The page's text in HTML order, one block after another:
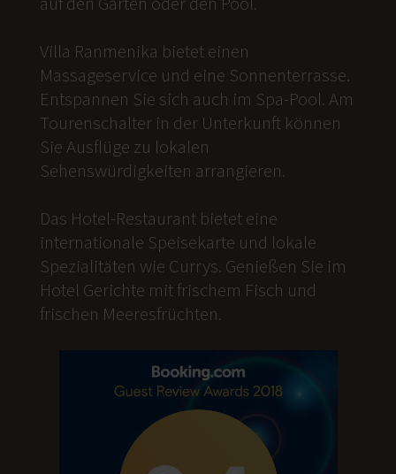
Villa Ranmenika bietet einen
Massageservice und eine Sonnenterrasse.
Entspannen Sie sich auch im Spa-Pool. Am
Tourenschalter in der Unterkunft können
Sie Ausflüge zu lokalen
Sehenswürdigkeiten arrangieren.
Das Hotel-Restaurant bietet eine
internationale Speisekarte und lokale
Spezialitäten wie Currys. Genießen Sie im
Hotel Gerichte mit frischem Fisch und
frischen Meeresfrüchten.